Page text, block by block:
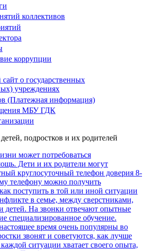
коллективов
коррупции
о государственных
учреждениях
(Платежная информация)
МБУ ГДК
подростков и их родителей